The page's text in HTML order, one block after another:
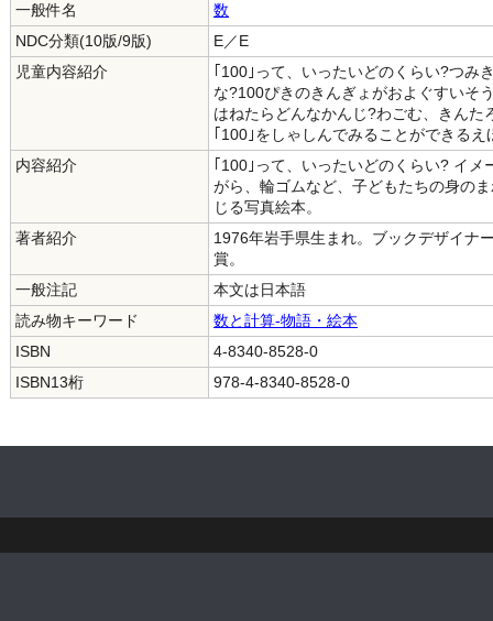
一般件名
数
NDC分類(10版/9版)
E／E
児童内容紹介
｢100｣って、いったいどのくらい?つ
な?100ぴきのきんぎょがおよぐすいそ
はねたらどんなかんじ?わごむ、きん
｢100｣をしゃしんでみることができるえ
内容紹介
｢100｣って、いったいどのくらい? イ
がら、輪ゴムなど、子どもたちの身の
じる写真絵本。
著者紹介
1976年岩手県生まれ。ブックデザイナ
賞。
一般注記
本文は日本語
読み物キーワード
数と計算-物語・絵本
ISBN
4-8340-8528-0
ISBN13桁
978-4-8340-8528-0